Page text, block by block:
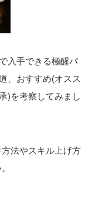
入手できる極醒パ
、おすすめ(オスス
)を考察してみまし
法やスキル上げ方